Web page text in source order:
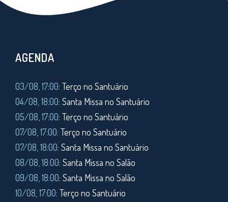
AGENDA
03/08, 17:00: Terço no Santuário
04/08, 18:00: Santa Missa no Santuário
05/08, 17:00: Terço no Santuário
07/08, 17:00: Terço no Santuário
07/08, 18:00: Santa Missa no Santuário
08/08, 18:00: Santa Missa no Salão
09/08, 18:00: Santa Missa no Salão
10/08, 17:00: Terço no Santuário